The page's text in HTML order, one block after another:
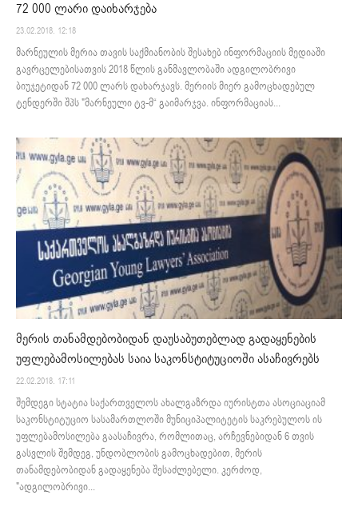
72 000 ლარი დაიხარჯება
23.02.2018. 12:18
მარნეულის მერია თავის საქმიანობის შესახებ ინფორმაციის მედიაში
გავრცელებისათვის 2018 წლის განმავლობაში ადგილობრივი
ბიუჯეტიდან 72 000 ლარს დახარჯავს. მერიის მიერ გამოცხადებულ
ტენდერში შპს "მარნეული ტვ-მ“ გაიმარჯვა. ინფორმაციას...
მერის თანამდებობიდან დაუსაბუთებლად გადაყენების
უფლებამოსილებას საია საკონსტიტუციოში ასაჩივრებს
22.02.2018. 17:11
შემდეგი სტატია საქართველოს ახალგაზრდა იურისტთა ასოციაციამ
საკონსტიტუციო სასამართლოში მუნიციპალიტეტის საკრებულოს ის
უფლებამოსილება გაასაჩივრა, რომლითაც, არჩევნებიდან 6 თვის
გასვლის შემდეგ, უნდობლობის გამოცხადებით, მერის
თანამდებობიდან გადაყენება შესაძლებელი. კერძოდ,
"ადგილობრივი...